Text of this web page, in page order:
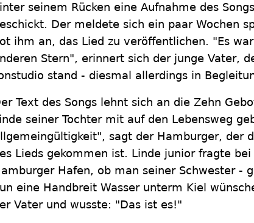
seinem Rücken eine Aufnahme des
Der meldete sich ein paar Wochen
ihm an, das Lied zu veröffentlichen. "Es
Stern", erinnert sich der junge Vater,
stand - diesmal allerdings in
Text des Songs lehnt sich an die Zehn
seiner Tochter mit auf den Lebensweg
sagt der Hamburger, der
Lieds gekommen ist. Linde junior fragte
Hafen, ob man seiner Schwester -
eine Handbreit Wasser unterm Kiel
Vater und wusste: "Das ist es!"